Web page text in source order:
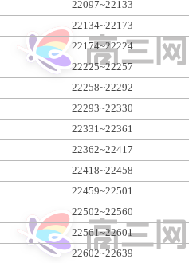
22097~22133
22134~22173
22174~22224
22225~22257
22258~22292
22293~22330
22331~22361
22362~22417
22418~22458
22459~22501
22502~22560
22561~22601
22602~22639